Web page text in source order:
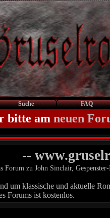
Suche FAQ
bitte am neuen
--
Forum zu John Sinclair,
um klassische und aktuelle
Forums ist kostenlos.